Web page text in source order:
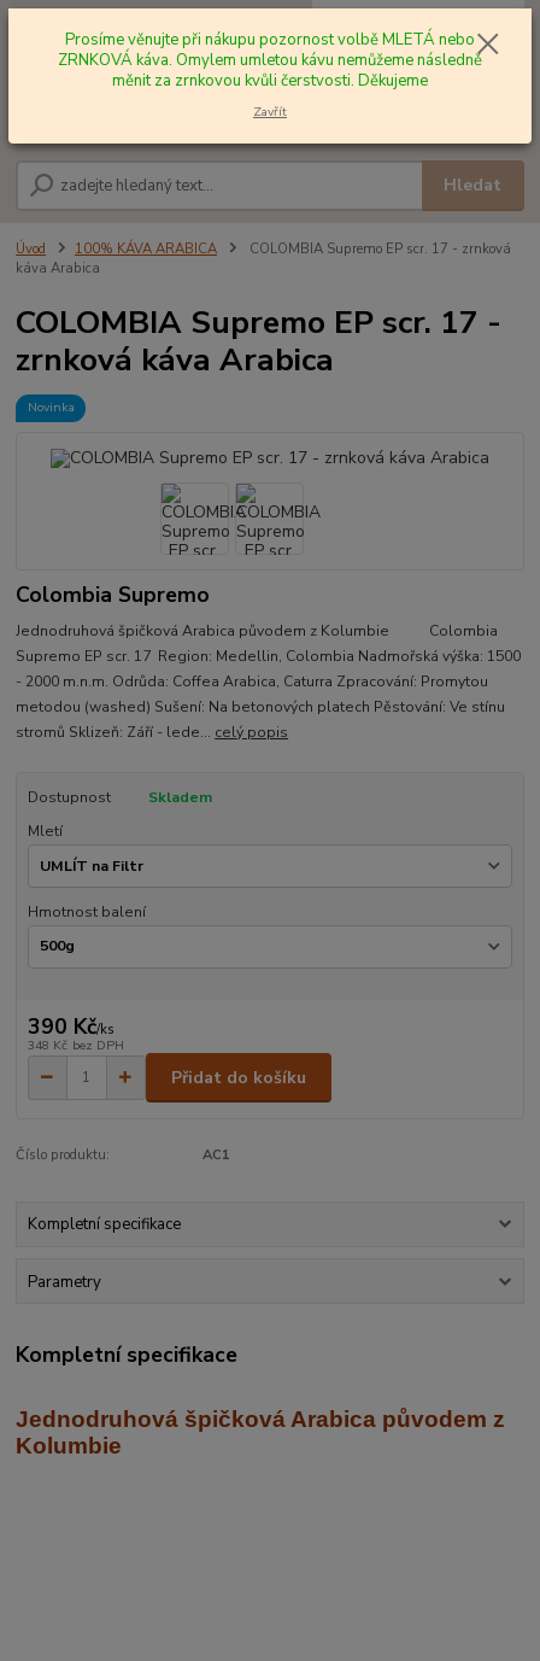
Hledat
+420 602 577 209 za0,00 Kč
Úvod 100% KÁVA ARABICA
COLOMBIA Supremo EP scr. 17 - zrnková
káva Arabica
COLOMBIA Supremo EP scr. 17 -
zrnková káva Arabica
Novinka
Colombia Supremo
Jednodruhová špičková Arabica původem z Kolumbie Colombia
Supremo EP scr. 17 Region: Medellin, Colombia Nadmořská výška: 1500
- 2000 m.n.m. Odrůda: Coffea Arabica, Caturra Zpracování: Promytou
metodou (washed) Sušení: Na betonových platech Pěstování: Ve stínu
stromů Sklizeň: Září - lede... celý popis
Dostupnost
Skladem
Mletí
Hmotnost balení
390 Kč/ks
348 Kč bez DPH
Přidat do košíku
Číslo produktu: AC1
Kompletní specifikace
Parametry
Kompletní specifikace
Jednodruhová špičková Arabica původem z
Kolumbie
Prosíme věnujte při nákupu pozornost volbě MLETÁ nebo
ZRNKOVÁ káva. Omylem umletou kávu nemůžeme následně
měnit za zrnkovou kvůli čerstvosti. Děkujeme
Zavřít